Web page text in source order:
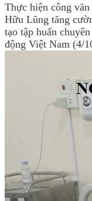
Thực hiện công
Hữu Lũng tăng
tạo tập huấn
động Việt Nam (4/